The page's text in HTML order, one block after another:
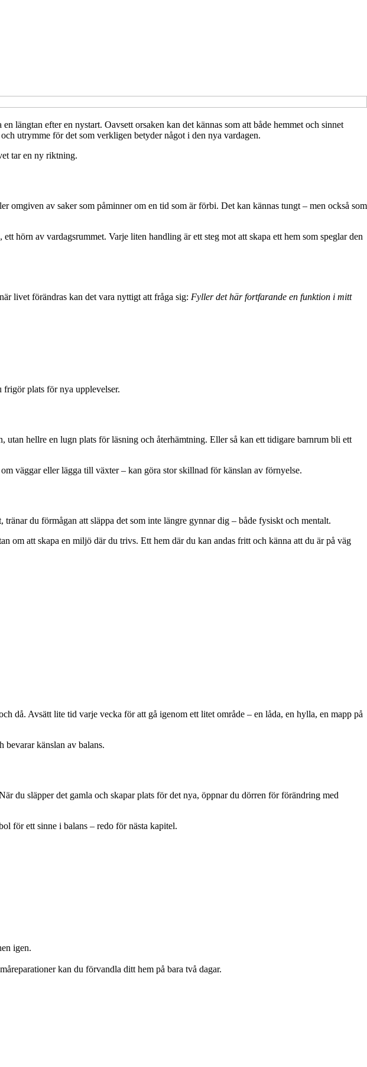
längtan efter en nystart. Oavsett orsaken kan det kännas som att både hemmet och sinnet
utrymme för det som verkligen betyder något i den nya vardagen.
tar en ny riktning.
omgiven av saker som påminner om en tid som är förbi. Det kan kännas tungt – men också som
hörn av vardagsrummet. Varje liten handling är ett steg mot att skapa ett hem som speglar den
livet förändras kan det vara nyttigt att fråga sig: Fyller det här fortfarande en funktion i mitt
frigör plats för nya upplevelser.
hellre en lugn plats för läsning och återhämtning. Eller så kan ett tidigare barnrum bli ett
väggar eller lägga till växter – kan göra stor skillnad för känslan av förnyelse.
du förmågan att släppa det som inte längre gynnar dig – både fysiskt och mentalt.
att skapa en miljö där du trivs. Ett hem där du kan andas fritt och känna att du är på väg
då. Avsätt lite tid varje vecka för att gå igenom ett litet område – en låda, en hylla, en mapp på
bevarar känslan av balans.
du släpper det gamla och skapar plats för det nya, öppnar du dörren för förändring med
för ett sinne i balans – redo för nästa kapitel.
igen.
kan du förvandla ditt hem på bara två dagar.